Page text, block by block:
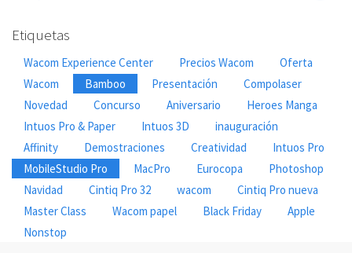
Etiquetas
Wacom Experience Center Precios Wacom
Oferta
Wacom
Bamboo Presentación
Compolaser
Novedad
Concurso Aniversario
Heroes Manga
Intuos Pro & Paper
Intuos 3D
inauguración
Affinity
Demostraciones Creatividad
Intuos Pro
MobileStudio Pro
MacPro Eurocopa
Photoshop
Navidad
Cintiq Pro 32 wacom
Cintiq Pro nueva
Master Class
Wacom papel Black Friday
Apple
Nonstop